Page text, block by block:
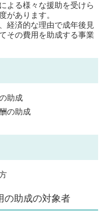
よる様々な援助を受けら
があります。
経済的な理由で成年後見
その費用を助成する事業
助成
の助成
の助成の対象者